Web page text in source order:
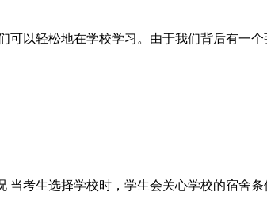
以轻松地在学校学习。由于我们背后有一
考生选择学校时，学生会关心学校的宿舍